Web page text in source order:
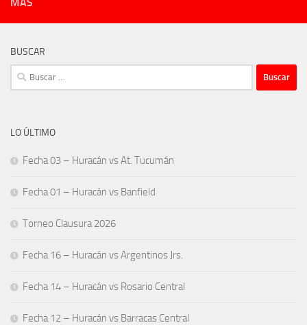
BUSCAR
Buscar:
LO ÚLTIMO
Fecha 03 – Huracán vs At. Tucumán
Fecha 01 – Huracán vs Banfield
Torneo Clausura 2026
Fecha 16 – Huracán vs Argentinos Jrs.
Fecha 14 – Huracán vs Rosario Central
Fecha 12 – Huracán vs Barracas Central